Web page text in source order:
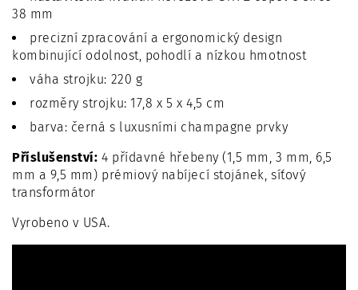
38 mm
precizní zpracování a ergonomický design
kombinující odolnost, pohodlí a nízkou hmotnost
váha strojku: 220 g
rozměry strojku: 17,8 x 5 x 4,5 cm
barva: černá s luxusními champagne prvky
Příslušenství: 4 přídavné hřebeny (1,5 mm, 3 mm, 6,5
mm a 9,5 mm) prémiový nabíjecí stojánek, síťový
transformátor
Vyrobeno v USA.